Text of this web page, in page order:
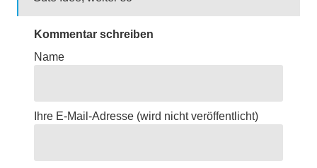
Kommentar schreiben
Name
Ihre E-Mail-Adresse (wird nicht veröffentlicht)